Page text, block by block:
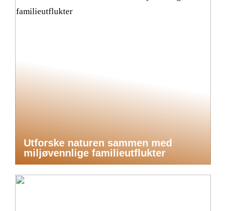
Utforske naturen sammen med
miljøvennlige familieutflukter